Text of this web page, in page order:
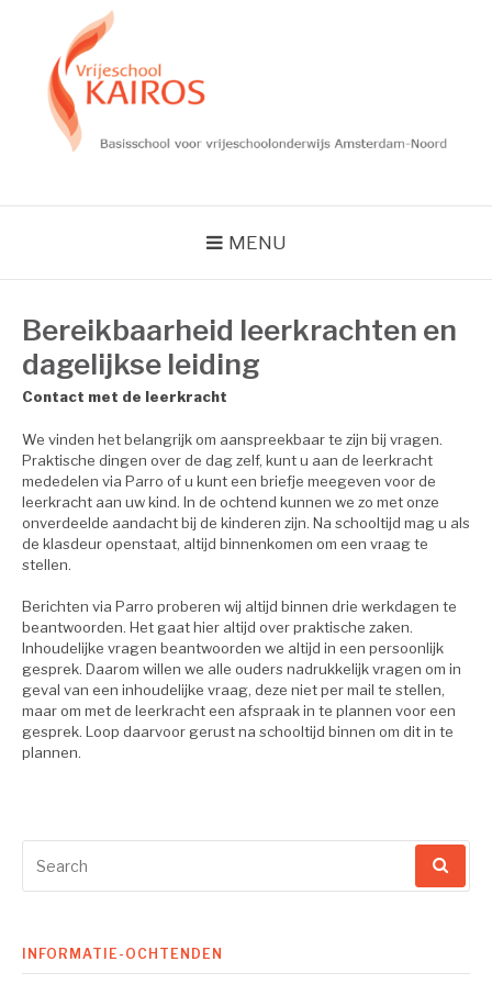
KAIROS
MENU
Bereikbaarheid leerkrachten en
dagelijkse leiding
Contact met de leerkracht
We vinden het belangrijk om aanspreekbaar te zijn bij vragen.
Praktische dingen over de dag zelf, kunt u aan de leerkracht
mededelen via Parro of u kunt een briefje meegeven voor de
leerkracht aan uw kind. In de ochtend kunnen we zo met onze
onverdeelde aandacht bij de kinderen zijn. Na schooltijd mag u als
de klasdeur openstaat, altijd binnenkomen om een vraag te
stellen.
Berichten via Parro proberen wij altijd binnen drie werkdagen te
beantwoorden. Het gaat hier altijd over praktische zaken.
Inhoudelijke vragen beantwoorden we altijd in een persoonlijk
gesprek. Daarom willen we alle ouders nadrukkelijk vragen om in
geval van een inhoudelijke vraag, deze niet per mail te stellen,
maar om met de leerkracht een afspraak in te plannen voor een
gesprek. Loop daarvoor gerust na schooltijd binnen om dit in te
plannen.
for:
INFORMATIE-OCHTENDEN